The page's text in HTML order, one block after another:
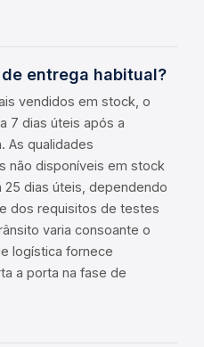
entrega habitual?
vendidos em stock, o
7 dias úteis após a
As qualidades
não disponíveis em stock
25 dias úteis, dependendo
dos requisitos de testes
varia consoante o
logística fornece
a porta na fase de